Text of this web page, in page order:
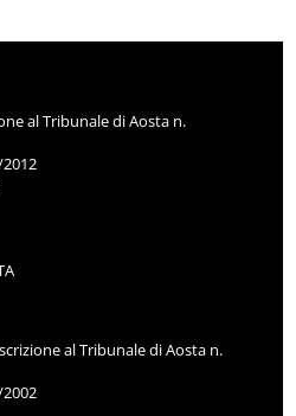
al Tribunale di Aosta n.
al Tribunale di Aosta n.